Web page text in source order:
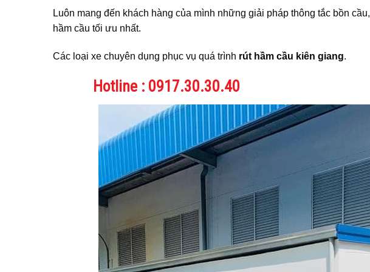
Luôn mang đến khách hàng của mình những giải pháp thông tắc bồn cầu,
hầm cầu tối ưu nhất.
Các loại xe chuyên dụng phục vụ quá trình rút hầm cầu kiên giang.
Hotline : 0917.30.30.40